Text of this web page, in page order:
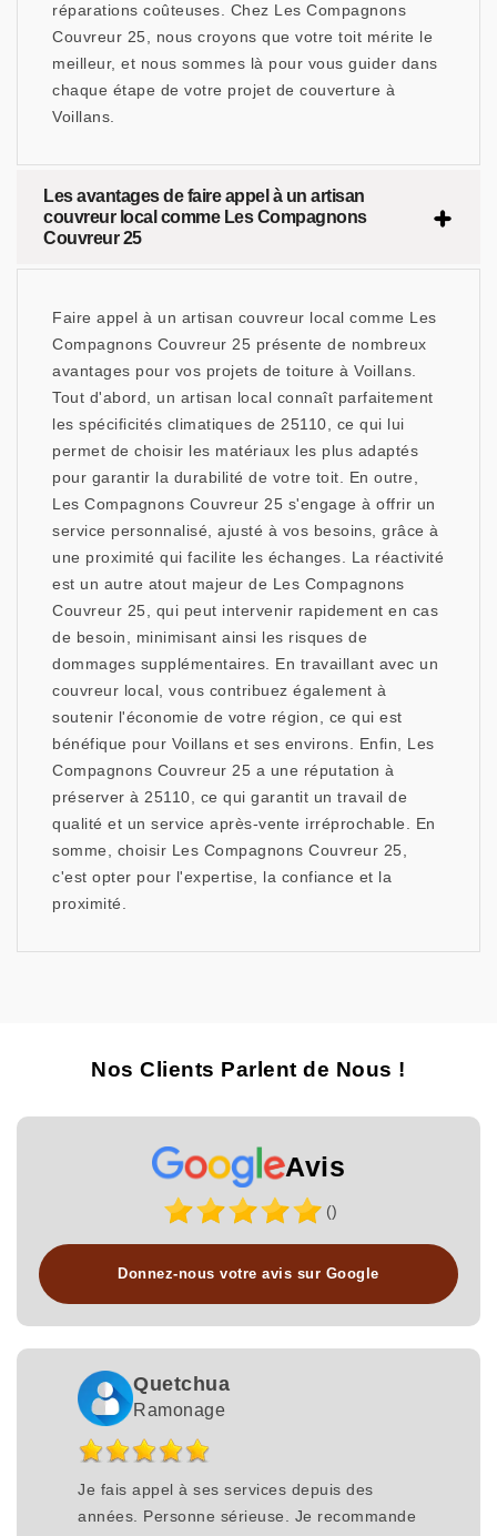
réparations coûteuses. Chez Les Compagnons
Couvreur 25, nous croyons que votre toit mérite le
meilleur, et nous sommes là pour vous guider dans
chaque étape de votre projet de couverture à
Voillans.
Les avantages de faire appel à un artisan
couvreur local comme Les Compagnons
Couvreur 25
Faire appel à un artisan couvreur local comme Les
Compagnons Couvreur 25 présente de nombreux
avantages pour vos projets de toiture à Voillans.
Tout d'abord, un artisan local connaît parfaitement
les spécificités climatiques de 25110, ce qui lui
permet de choisir les matériaux les plus adaptés
pour garantir la durabilité de votre toit. En outre,
Les Compagnons Couvreur 25 s'engage à offrir un
service personnalisé, ajusté à vos besoins, grâce à
une proximité qui facilite les échanges. La réactivité
est un autre atout majeur de Les Compagnons
Couvreur 25, qui peut intervenir rapidement en cas
de besoin, minimisant ainsi les risques de
dommages supplémentaires. En travaillant avec un
couvreur local, vous contribuez également à
soutenir l'économie de votre région, ce qui est
bénéfique pour Voillans et ses environs. Enfin, Les
Compagnons Couvreur 25 a une réputation à
préserver à 25110, ce qui garantit un travail de
qualité et un service après-vente irréprochable. En
somme, choisir Les Compagnons Couvreur 25,
c'est opter pour l'expertise, la confiance et la
proximité.
Nos Clients Parlent de Nous !
Avis
()
Donnez-nous votre avis sur Google
Quetchua
Ramonage
Je fais appel à ses services depuis des
années. Personne sérieuse. Je recommande